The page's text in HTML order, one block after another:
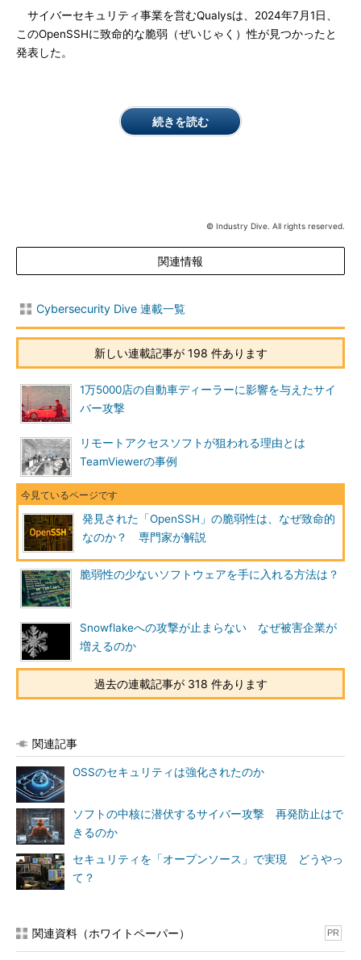
サイバーセキュリティ事業を営むQualysは、2024年7月1日、
このOpenSSHに致命的な脆弱（ぜいじゃく）性が見つかったと
発表した。
続きを読む
© Industry Dive. All rights reserved.
関連情報
Cybersecurity Dive 連載一覧
新しい連載記事が 198 件あります
1万5000店の自動車ディーラーに影響を与えたサイ
バー攻撃
リモートアクセスソフトが狙われる理由とは
TeamViewerの事例
発見された「OpenSSH」の脆弱性は、なぜ致命的
なのか？ 専門家が解説
脆弱性の少ないソフトウェアを手に入れる方法は？
Snowflakeへの攻撃が止まらない なぜ被害企業が
増えるのか
過去の連載記事が 318 件あります
関連記事
OSSのセキュリティは強化されたのか
ソフトの中核に潜伏するサイバー攻撃 再発防止はで
きるのか
セキュリティを「オープンソース」で実現 どうやっ
て？
関連資料（ホワイトペーパー） PR